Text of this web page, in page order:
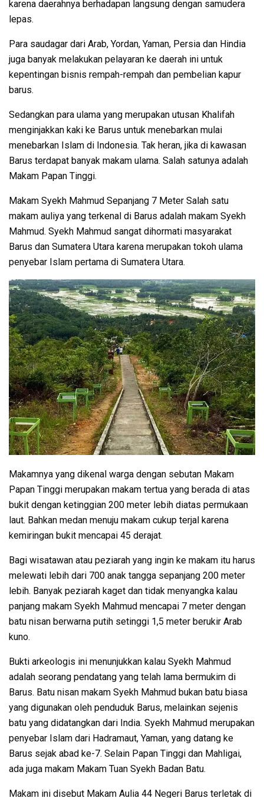
karena daerahnya berhadapan langsung dengan samudera
lepas.
Para saudagar dari Arab, Yordan, Yaman, Persia dan Hindia
juga banyak melakukan pelayaran ke daerah ini untuk
kepentingan bisnis rempah-rempah dan pembelian kapur
barus.
Sedangkan para ulama yang merupakan utusan Khalifah
menginjakkan kaki ke Barus untuk menebarkan mulai
menebarkan Islam di Indonesia. Tak heran, jika di kawasan
Barus terdapat banyak makam ulama. Salah satunya adalah
Makam Papan Tinggi.
Makam Syekh Mahmud Sepanjang 7 Meter Salah satu
makam auliya yang terkenal di Barus adalah makam Syekh
Mahmud. Syekh Mahmud sangat dihormati masyarakat
Barus dan Sumatera Utara karena merupakan tokoh ulama
penyebar Islam pertama di Sumatera Utara.
Makamnya yang dikenal warga dengan sebutan Makam
Papan Tinggi merupakan makam tertua yang berada di atas
bukit dengan ketinggian 200 meter lebih diatas permukaan
laut. Bahkan medan menuju makam cukup terjal karena
kemiringan bukit mencapai 45 derajat.
Bagi wisatawan atau peziarah yang ingin ke makam itu harus
melewati lebih dari 700 anak tangga sepanjang 200 meter
lebih. Banyak peziarah kaget dan tidak menyangka kalau
panjang makam Syekh Mahmud mencapai 7 meter dengan
batu nisan berwarna putih setinggi 1,5 meter berukir Arab
kuno.
Bukti arkeologis ini menunjukkan kalau Syekh Mahmud
adalah seorang pendatang yang telah lama bermukim di
Barus. Batu nisan makam Syekh Mahmud bukan batu biasa
yang digunakan oleh penduduk Barus, melainkan sejenis
batu yang didatangkan dari India. Syekh Mahmud merupakan
penyebar Islam dari Hadramaut, Yaman, yang datang ke
Barus sejak abad ke-7. Selain Papan Tinggi dan Mahligai,
ada juga makam Makam Tuan Syekh Badan Batu.
Makam ini disebut Makam Aulia 44 Negeri Barus terletak di